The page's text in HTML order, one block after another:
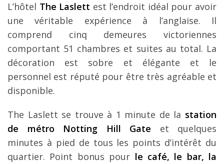
L’hôtel The Laslett est l’endroit idéal pour avoir
une véritable expérience à l’anglaise. Il
comprend cinq demeures victoriennes
comportant 51 chambres et suites au total. La
décoration est sobre et élégante et le
personnel est réputé pour être très agréable et
disponible.
The Laslett se trouve à 1 minute de la station
de métro Notting Hill Gate et quelques
minutes à pied de tous les points d’intérêt du
quartier. Point bonus pour le café, le bar, la